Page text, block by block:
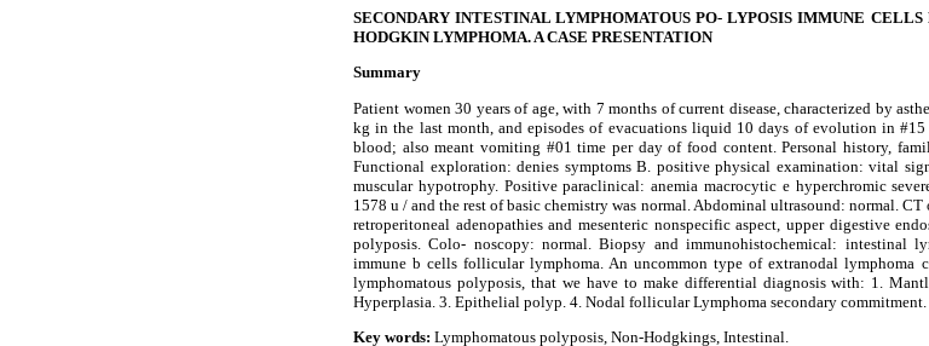
SECONDARY INTESTINAL LYMPHOMATOUS PO- LYPOSIS IMMUNE
HODGKIN LYMPHOMA. A CASE PRESENTATION
Summary
Patient women 30 years of age, with 7 months of current disease, characterized by
kg in the last month, and episodes of evacuations liquid 10 days of evolution in
blood; also meant vomiting #01 time per day of food content. Personal history,
Functional exploration: denies symptoms B. positive physical examination: vital
muscular hypotrophy. Positive paraclinical: anemia macrocytic e hyperchromic
1578 u / and the rest of basic chemistry was normal. Abdominal ultrasound: normal.
retroperitoneal adenopathies and mesenteric nonspecific aspect, upper digestive
polyposis. Colo- noscopy: normal. Biopsy and immunohistochemical: intestinal
immune b cells follicular lymphoma. An uncommon type of extranodal lymphoma
lymphomatous polyposis, that we have to make differential diagnosis with: 1.
Hyperplasia. 3. Epithelial polyp. 4. Nodal follicular Lymphoma secondary commitment.
Key words: Lymphomatous polyposis, Non-Hodgkings, Intestinal.